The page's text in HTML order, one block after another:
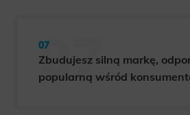
Zbudujesz silną markę,
popularną wśród